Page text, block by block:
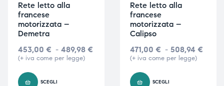
Rete letto alla
francese
motorizzata –
Demetra
453,00 € - 489,98 €
(+ iva come per legge)
SCEGLI
Rete letto alla
francese
motorizzata –
Calipso
471,00 € - 508,94 €
(+ iva come per legge)
SCEGLI